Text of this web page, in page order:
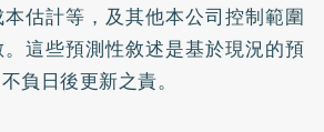
估計等，及其他本公司控制範圍
這些預測性敘述是基於現況的預
負日後更新之責。